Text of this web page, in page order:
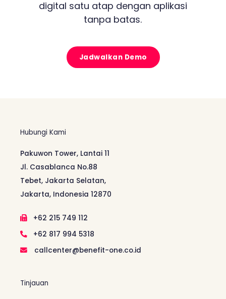
digital satu atap dengan aplikasi
tanpa batas.
Jadwalkan Demo
Hubungi Kami
Pakuwon Tower, Lantai 11
Jl. Casablanca No.88
Tebet, Jakarta Selatan,
Jakarta, Indonesia 12870
+62 215 749 112
+62 817 994 5318
callcenter@benefit-one.co.id
Tinjauan